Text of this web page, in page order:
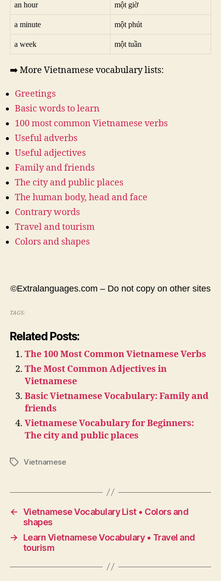
an hour một giờ
a minute một phút
a week một tuần
➡️ More Vietnamese vocabulary lists:
Greetings
Basic words to learn
100 most common Vietnamese verbs
Useful adverbs
Useful adjectives
Family and friends
The city and public places
The human body, head and face
Contrary words
Travel and tourism
Colors and shapes
©Extralanguages.com – Do not copy on other sites
TAGS:
Related Posts:
The 100 Most Common Vietnamese Verbs
The Most Common Adjectives in
Vietnamese
Basic Vietnamese Vocabulary: Family and
friends
Vietnamese Vocabulary for Beginners:
The city and public places
TagsVietnamese
← Vietnamese Vocabulary List • Colors and
shapes
→
Learn Vietnamese Vocabulary • Travel and
tourism